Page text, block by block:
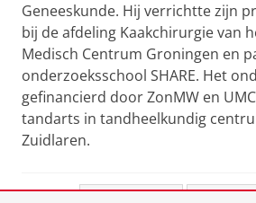
Geneeskunde. Hij verrichtte zijn
bij de afdeling Kaakchirurgie van
Medisch Centrum Groningen en
onderzoeksschool SHARE. Het
gefinancierd door ZonMW en
tandarts in tandheelkundig
Zuidlaren.